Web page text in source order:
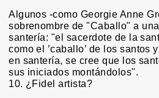
Algunos -como Georgie Anne
sobrenombre de "Caballo" a
santería: "el sacerdote de la
como el ’caballo’ de los santos
en santería, se cree que los
sus iniciados montándolos".
10. ¿Fidel artista?